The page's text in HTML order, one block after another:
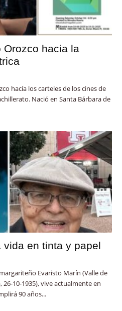
Orozco hacia la
hacía los carteles de los cines de
Nació en Santa Bárbara de
en tinta y papel
Evaristo Marín (Valle de
26-10-1935), vive actualmente en
90 años...